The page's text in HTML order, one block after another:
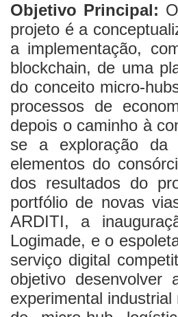
Objetivo Principal:
projeto é a
a implementação,
blockchain, de uma
do conceito micro-
processos de
depois o caminho à
se a exploração da
elementos do
dos resultados do
portfólio de novas
ARDITI, a
Logimade, e o
serviço digital
objetivo desenvolver
experimental